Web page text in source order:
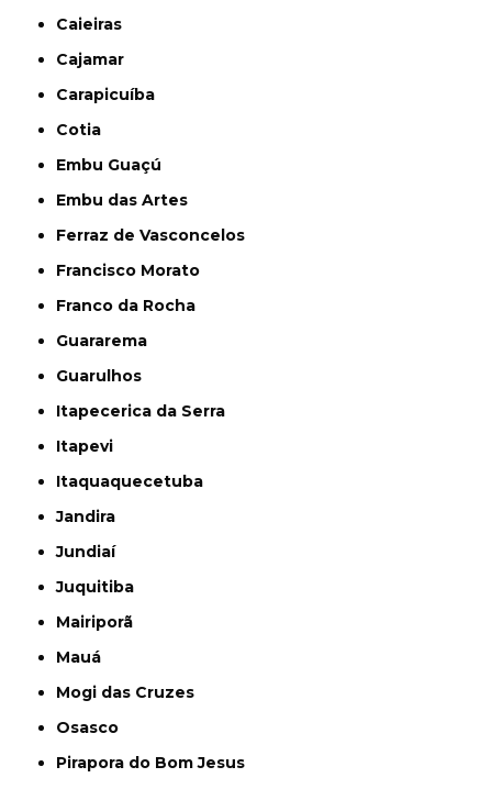
Caieiras
Cajamar
Carapicuíba
Cotia
Embu Guaçú
Embu das Artes
Ferraz de Vasconcelos
Francisco Morato
Franco da Rocha
Guararema
Guarulhos
Itapecerica da Serra
Itapevi
Itaquaquecetuba
Jandira
Jundiaí
Juquitiba
Mairiporã
Mauá
Mogi das Cruzes
Osasco
Pirapora do Bom Jesus